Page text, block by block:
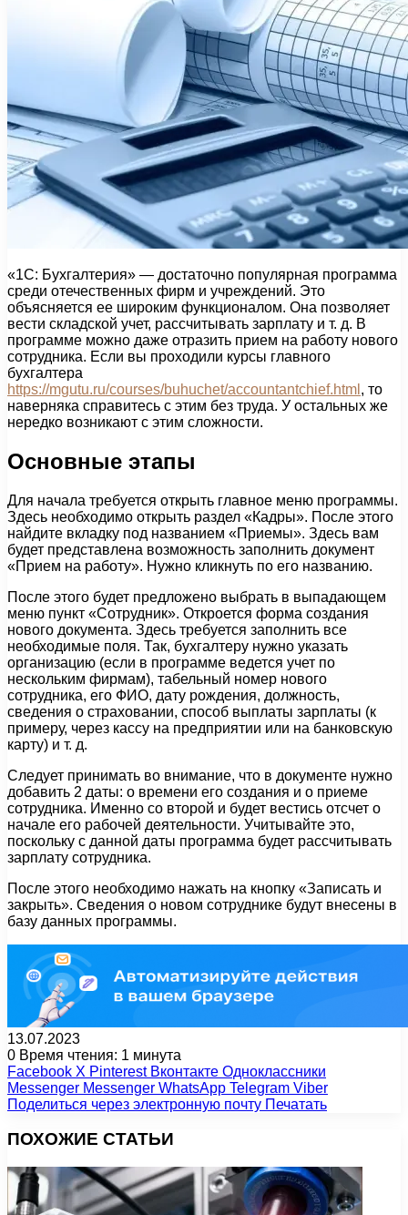
«1С: Бухгалтерия» — достаточно популярная программа
среди отечественных фирм и учреждений. Это
объясняется ее широким функционалом. Она позволяет
вести складской учет, рассчитывать зарплату и т. д. В
программе можно даже отразить прием на работу нового
сотрудника. Если вы проходили курсы главного
бухгалтера
https://mgutu.ru/courses/buhuchet/accountantchief.html , то
наверняка справитесь с этим без труда. У остальных же
нередко возникают с этим сложности.
Основные этапы
Для начала требуется открыть главное меню программы.
Здесь необходимо открыть раздел «Кадры». После этого
найдите вкладку под названием «Приемы». Здесь вам
будет представлена возможность заполнить документ
«Прием на работу». Нужно кликнуть по его названию.
После этого будет предложено выбрать в выпадающем
меню пункт «Сотрудник». Откроется форма создания
нового документа. Здесь требуется заполнить все
необходимые поля. Так, бухгалтеру нужно указать
организацию (если в программе ведется учет по
нескольким фирмам), табельный номер нового
сотрудника, его ФИО, дату рождения, должность,
сведения о страховании, способ выплаты зарплаты (к
примеру, через кассу на предприятии или на банковскую
карту) и т. д.
Следует принимать во внимание, что в документе нужно
добавить 2 даты: о времени его создания и о приеме
сотрудника. Именно со второй и будет вестись отсчет о
начале его рабочей деятельности. Учитывайте это,
поскольку с данной даты программа будет рассчитывать
зарплату сотрудника.
После этого необходимо нажать на кнопку «Записать и
закрыть». Сведения о новом сотруднике будут внесены в
базу данных программы.
13.07.2023
0 Время чтения: 1 минута
Facebook X Pinterest Вконтакте Одноклассники
Messenger Messenger WhatsApp Telegram Viber
Поделиться через электронную почту Печатать
ПОХОЖИЕ СТАТЬИ